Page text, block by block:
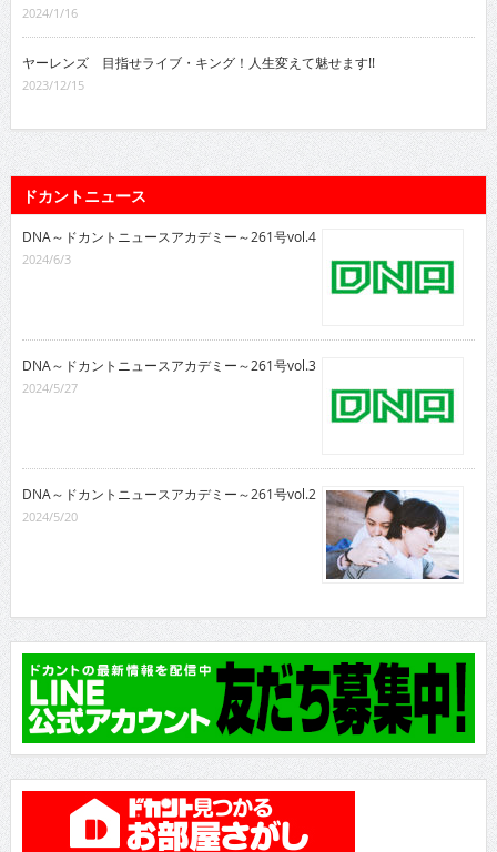
2024/1/16
ヤーレンズ 目指せライブ・キング！人生変えて魅せます!!
2023/12/15
ドカントニュース
DNA～ドカントニュースアカデミー～261号vol.4
2024/6/3
DNA～ドカントニュースアカデミー～261号vol.3
2024/5/27
DNA～ドカントニュースアカデミー～261号vol.2
2024/5/20